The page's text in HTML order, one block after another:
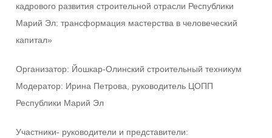
кадрового развития строительной отрасли Республики
Марий Эл: трансформация мастерства в человеческий
капитал»
Организатор: Йошкар-Олинский строительный техникум
Модератор: Ирина Петрова, руководитель ЦОПП
Республики Марий Эл
Участники- руководители и представители: